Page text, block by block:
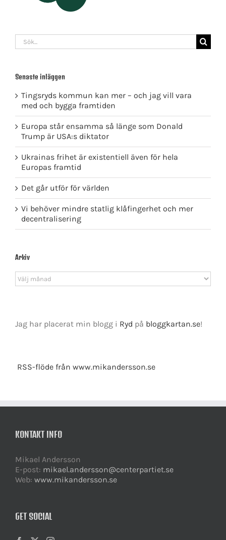
Sök
efter:
Senaste inläggen
Tingsryds kommun kan mer – och jag vill vara
med och bygga framtiden
Europa står ensamma så länge som Donald
Trump är USA:s diktator
Ukrainas frihet är existentiell även för hela
Europas framtid
Det går utför för världen
Vi behöver mindre statlig klåfingerhet och mer
decentralisering
Arkiv
Arkiv
Jag har placerat min blogg i Ryd på bloggkartan.se!
RSS-flöde från www.mikandersson.se
KONTAKT INFO
Mikael Andersson
E-post: mikael.andersson@centerpartiet.se
Web: www.mikandersson.se
GET SOCIAL